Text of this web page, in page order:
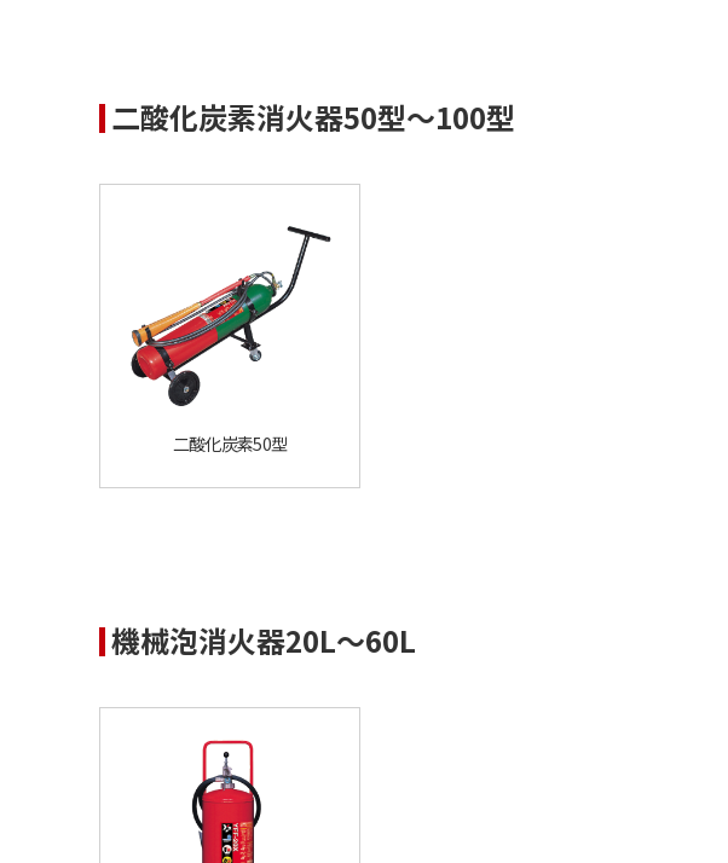
二酸化炭素消火器50型～100型
二酸化炭素50型
機械泡消火器20L〜60L